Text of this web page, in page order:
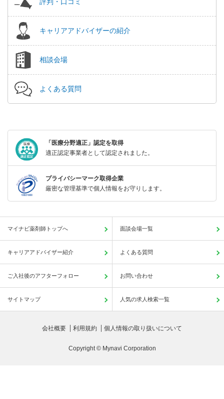
キャリアアドバイザーの紹介
相談会場
よくある質問
「医療分野適正」認定を取得
適正認定事業者として認定されました。
プライバシーマーク取得企業
厳密な管理基準で個人情報をお守りします。
マイナビ薬剤師トップへ 面談会場一覧
キャリアアドバイザー紹介 よくある質問
ご入社後のアフターフォロー お問い合わせ
サイトマップ 人気の求人検索一覧
会社概要 利用規約 個人情報の取り扱いについて
Copyright © Mynavi Corporation